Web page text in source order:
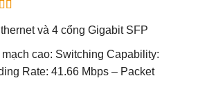
và 4 cổng Gigabit SFP
cao: Switching Capability:
Rate: 41.66 Mbps – Packet